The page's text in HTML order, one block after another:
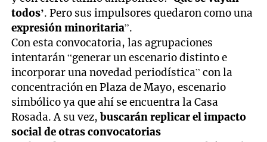
todos’. Pero sus impulsores quedaron como una
expresión minoritaria”.
Con esta convocatoria, las agrupaciones
intentarán “generar un escenario distinto e
incorporar una novedad periodística” con la
concentración en Plaza de Mayo, escenario
simbólico ya que ahí se encuentra la Casa
Rosada. A su vez, buscarán replicar el impacto
social de otras convocatorias